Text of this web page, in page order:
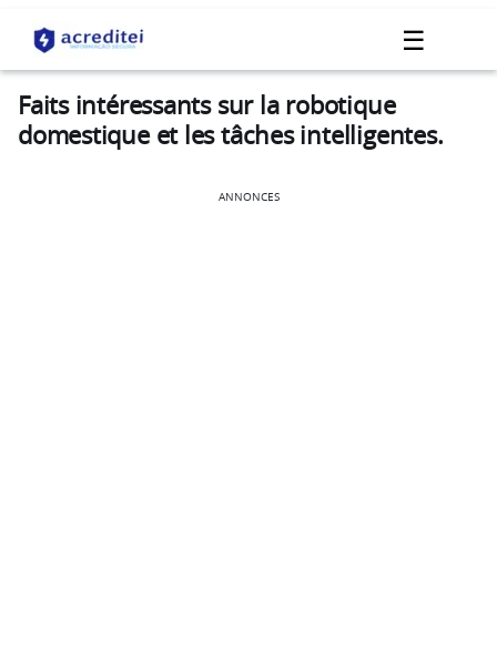
☰
Faits intéressants sur la robotique
domestique et les tâches intelligentes.
ANNONCES